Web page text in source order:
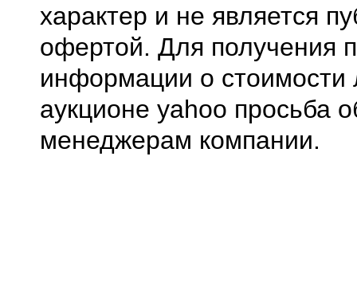
характер и не является
офертой. Для получения
информации о стоимости
аукционе yahoo просьба
менеджерам компании.